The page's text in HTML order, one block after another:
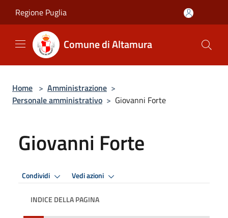
Regione Puglia
Comune di Altamura
Home > Amministrazione >
Personale amministrativo > Giovanni Forte
Giovanni Forte
Condividi Vedi azioni
INDICE DELLA PAGINA